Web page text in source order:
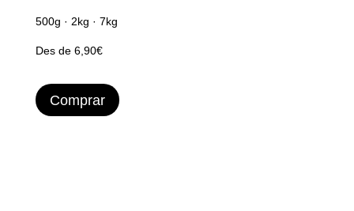
500g · 2kg · 7kg
Des de 6,90€
Comprar